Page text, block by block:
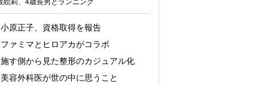
絵莉、4歳長男とランニング
小原正子、資格取得を報告
ファミマとヒロアカがコラボ
施す側から見た整形のカジュアル化
美容外科医が世の中に思うこと